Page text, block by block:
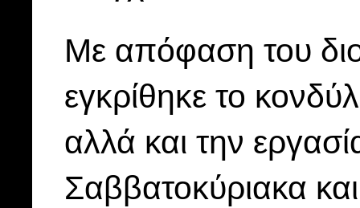
Με απόφαση του
εγκρίθηκε το
αλλά και την
Σαββατοκύριακα